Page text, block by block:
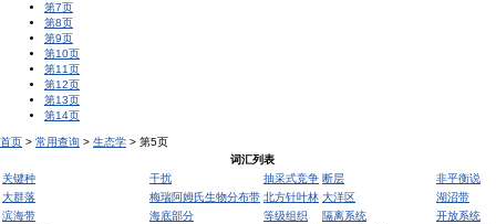
第7页
第8页
第9页
第10页
第11页
第12页
第13页
第14页
首页 > 常用查询 > 生态学 > 第5页
词汇列表
关键种
干扰 抽采式竞争 断层
非平衡说
大群落
梅瑞阿姆氏生物分布带 北方针叶林 大洋区
湖沼带
滨海带
海底部分 等级组织 隔离系统
开放系统